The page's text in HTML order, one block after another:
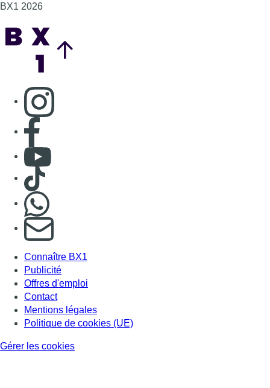
BX1 2026
Consulter page Instagram
Consulter page Facebook
Consulter Youtube
Consulter TikTok
S'abonner à notre newsletter
Connaître BX1
Publicité
Offres d'emploi
Contact
Mentions légales
Politique de cookies (UE)
Gérer les cookies